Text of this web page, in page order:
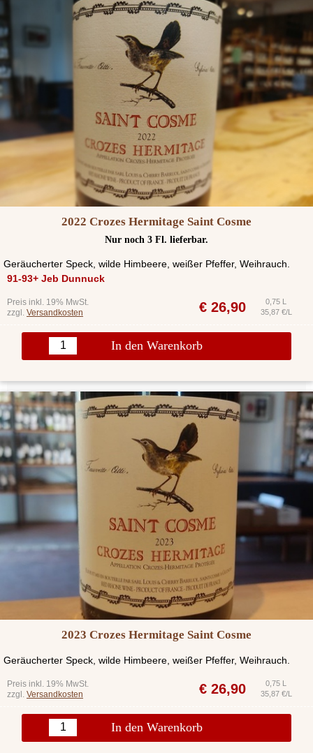
2022 Crozes Hermitage Saint Cosme
Nur noch 3 Fl. lieferbar.
Geräucherter Speck, wilde Himbeere, weißer Pfeffer, Weihrauch.
91-93+ Jeb Dunnuck
Preis inkl. 19% MwSt.
zzgl. Versandkosten € 26,90
0,75 L
35,87 €/L
In den Warenkorb
2023 Crozes Hermitage Saint Cosme
Geräucherter Speck, wilde Himbeere, weißer Pfeffer, Weihrauch.
Preis inkl. 19% MwSt.
zzgl. Versandkosten € 26,90
0,75 L
35,87 €/L
In den Warenkorb